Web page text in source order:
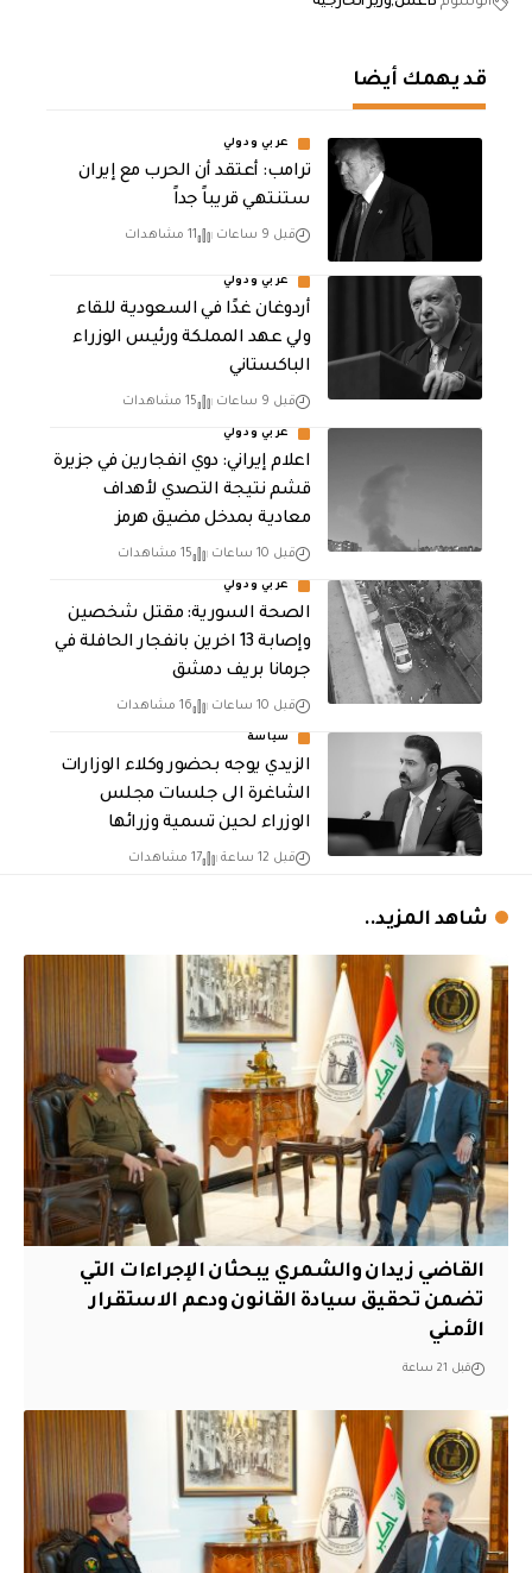
قد يهمك أيضا
عربي ودولي
‏ترامب: أعتقد أن الحرب مع إيران
ستنتهي قريباً جداً
قبل 9 ساعات 11 مشاهدات
عربي ودولي
أردوغان غدًا في السعودية للقاء
ولي عهد المملكة ورئيس الوزراء
الباكستاني
قبل 9 ساعات 15 مشاهدات
عربي ودولي
اعلام إيراني: دوي انفجارين في جزيرة
قشم نتيجة التصدي لأهداف
معادية بمدخل مضيق هرمز
قبل 10 ساعات 15 مشاهدات
عربي ودولي
الصحة السورية: مقتل شخصين
وإصابة 13 اخرين بانفجار الحافلة في
جرمانا بريف دمشق
قبل 10 ساعات 16 مشاهدات
سياسة
الزيدي يوجه بحضور وكلاء الوزارات
الشاغرة الى جلسات مجلس
الوزراء لحين تسمية وزرائها
قبل 12 ساعة 17 مشاهدات
شاهد المزيد..
القاضي زيدان والشمري يبحثان الإجراءات التي
تضمن تحقيق سيادة القانون ودعم الاستقرار
الأمني
قبل 21 ساعة